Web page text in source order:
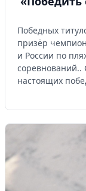
Победных
призёр
и России по
соревнований..
настоящих